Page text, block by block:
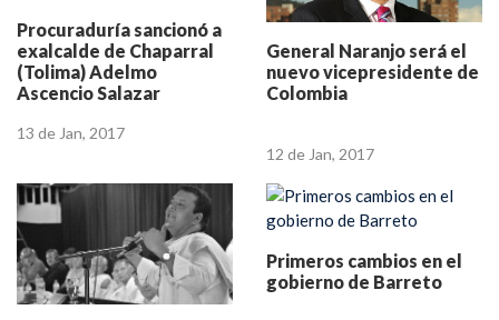
Procuraduría sancionó a
exalcalde de Chaparral
(Tolima) Adelmo
Ascencio Salazar
13 de Jan, 2017
General Naranjo será el
nuevo vicepresidente de
Colombia
12 de Jan, 2017
Primeros cambios en el
gobierno de Barreto